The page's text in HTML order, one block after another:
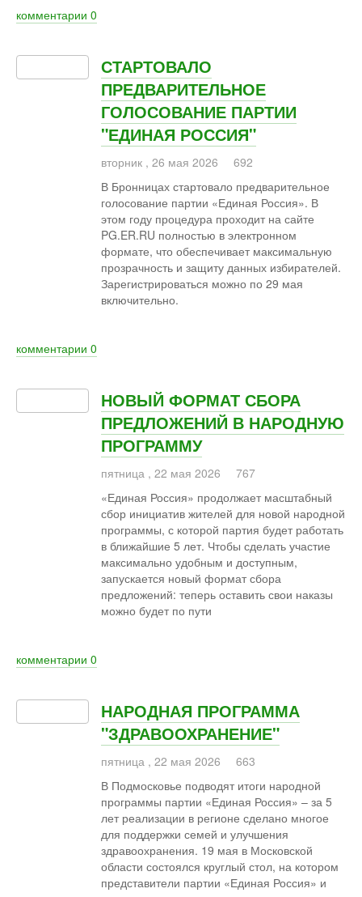
комментарии 0
СТАРТОВАЛО
ПРЕДВАРИТЕЛЬНОЕ
ГОЛОСОВАНИЕ ПАРТИИ
"ЕДИНАЯ РОССИЯ"
вторник , 26 мая 2026
692
В Бронницах стартовало предварительное
голосование партии «Единая Россия». В
этом году процедура проходит на сайте
PG.ER.RU полностью в электронном
формате, что обеспечивает максимальную
прозрачность и защиту данных избирателей.
Зарегистрироваться можно по 29 мая
включительно.
комментарии 0
НОВЫЙ ФОРМАТ СБОРА
ПРЕДЛОЖЕНИЙ В НАРОДНУЮ
ПРОГРАММУ
пятница , 22 мая 2026
767
«Единая Россия» продолжает масштабный
сбор инициатив жителей для новой народной
программы, с которой партия будет работать
в ближайшие 5 лет. Чтобы сделать участие
максимально удобным и доступным,
запускается новый формат сбора
предложений: теперь оставить свои наказы
можно будет по пути
комментарии 0
НАРОДНАЯ ПРОГРАММА
"ЗДРАВООХРАНЕНИЕ"
пятница , 22 мая 2026
663
В Подмосковье подводят итоги народной
программы партии «Единая Россия» – за 5
лет реализации в регионе сделано многое
для поддержки семей и улучшения
здравоохранения. 19 мая в Московской
области состоялся круглый стол, на котором
представители партии «Единая Россия» и